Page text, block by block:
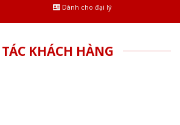
Dành cho đại lý
KHÁCH HÀNG